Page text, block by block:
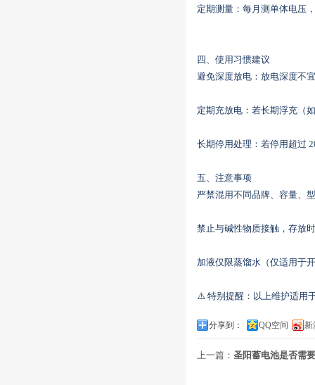
定期测量‌：每月测单体电压
‌四、使用习惯建议‌
避免深度放电‌：放电深度不
定期充放电‌：若长期浮充（
长期停用处理‌：若停用超过
‌五、注意事项‌
严禁混用不同品牌、容量、
禁止与碱性物质接触‌，存放
加液仅限蒸馏水‌（仅适用于
⚠️ 特别提醒：以上维护适用
分享到： QQ空间 新
上一篇： 圣阳蓄电池是否需